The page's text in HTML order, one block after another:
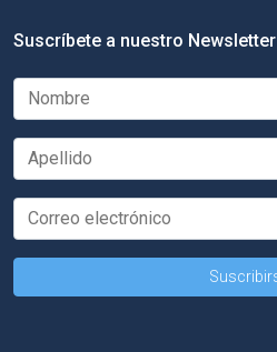
Suscríbete a nuestro Newsletter